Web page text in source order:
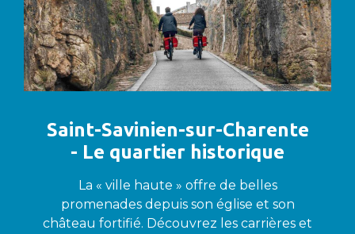
Saint-Savinien-sur-Charente
- Le quartier historique
La « ville haute » offre de belles
promenades depuis son église et son
château fortifié. Découvrez les carrières et